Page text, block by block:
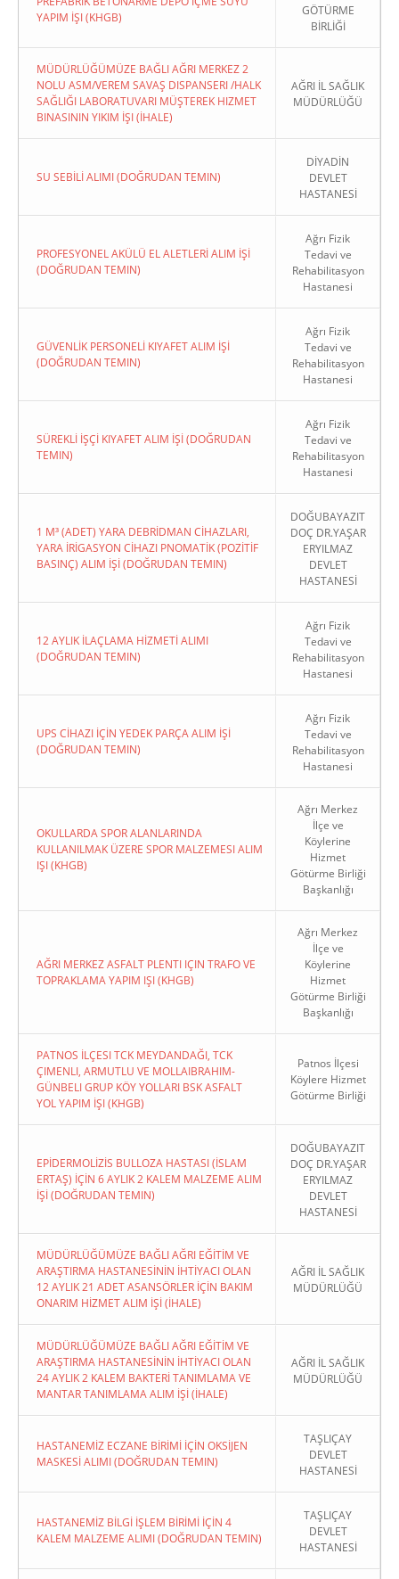
YAPIM İŞI (KHGB)
GÖTÜRME
BİRLİĞİ
MÜDÜRLÜĞÜMÜZE BAĞLI AĞRI MERKEZ 2
NOLU ASM/VEREM SAVAŞ DISPANSERI /HALK
SAĞLIĞI LABORATUVARI MÜŞTEREK HIZMET
BINASININ YIKIM İŞI (İHALE)
AĞRI İL SAĞLIK
MÜDÜRLÜĞÜ
SU SEBİLİ ALIMI (DOĞRUDAN TEMIN)
DİYADİN
DEVLET
HASTANESİ
PROFESYONEL AKÜLÜ EL ALETLERİ ALIM İŞİ
(DOĞRUDAN TEMIN)
Ağrı Fizik
Tedavi ve
Rehabilitasyon
Hastanesi
GÜVENLİK PERSONELİ KIYAFET ALIM İŞİ
(DOĞRUDAN TEMIN)
Ağrı Fizik
Tedavi ve
Rehabilitasyon
Hastanesi
SÜREKLİ İŞÇİ KIYAFET ALIM İŞİ (DOĞRUDAN
TEMIN)
Ağrı Fizik
Tedavi ve
Rehabilitasyon
Hastanesi
1 M³ (ADET) YARA DEBRİDMAN CİHAZLARI,
YARA İRİGASYON CİHAZI PNOMATİK (POZİTİF
BASINÇ) ALIM İŞİ (DOĞRUDAN TEMIN)
DOĞUBAYAZIT
DOÇ DR.YAŞAR
ERYILMAZ
DEVLET
HASTANESİ
12 AYLIK İLAÇLAMA HİZMETİ ALIMI
(DOĞRUDAN TEMIN)
Ağrı Fizik
Tedavi ve
Rehabilitasyon
Hastanesi
UPS CİHAZI İÇİN YEDEK PARÇA ALIM İŞİ
(DOĞRUDAN TEMIN)
Ağrı Fizik
Tedavi ve
Rehabilitasyon
Hastanesi
OKULLARDA SPOR ALANLARINDA
KULLANILMAK ÜZERE SPOR MALZEMESI ALIM
IŞI (KHGB)
Ağrı Merkez
İlçe ve
Köylerine
Hizmet
Götürme Birliği
Başkanlığı
AĞRI MERKEZ ASFALT PLENTI IÇIN TRAFO VE
TOPRAKLAMA YAPIM IŞI (KHGB)
Ağrı Merkez
İlçe ve
Köylerine
Hizmet
Götürme Birliği
Başkanlığı
PATNOS İLÇESI TCK MEYDANDAĞI, TCK
ÇIMENLI, ARMUTLU VE MOLLAIBRAHIM-
GÜNBELI GRUP KÖY YOLLARI BSK ASFALT
YOL YAPIM İŞI (KHGB)
Patnos İlçesi
Köylere Hizmet
Götürme Birliği
EPİDERMOLİZİS BULLOZA HASTASI (İSLAM
ERTAŞ) İÇİN 6 AYLIK 2 KALEM MALZEME ALIM
İŞİ (DOĞRUDAN TEMIN)
DOĞUBAYAZIT
DOÇ DR.YAŞAR
ERYILMAZ
DEVLET
HASTANESİ
MÜDÜRLÜĞÜMÜZE BAĞLI AĞRI EĞİTİM VE
ARAŞTIRMA HASTANESİNİN İHTİYACI OLAN
12 AYLIK 21 ADET ASANSÖRLER İÇİN BAKIM
ONARIM HİZMET ALIM İŞİ (İHALE)
AĞRI İL SAĞLIK
MÜDÜRLÜĞÜ
MÜDÜRLÜĞÜMÜZE BAĞLI AĞRI EĞİTİM VE
ARAŞTIRMA HASTANESİNİN İHTİYACI OLAN
24 AYLIK 2 KALEM BAKTERİ TANIMLAMA VE
MANTAR TANIMLAMA ALIM İŞİ (İHALE)
AĞRI İL SAĞLIK
MÜDÜRLÜĞÜ
HASTANEMİZ ECZANE BİRİMİ İÇİN OKSİJEN
MASKESİ ALIMI (DOĞRUDAN TEMIN)
TAŞLIÇAY
DEVLET
HASTANESİ
HASTANEMİZ BİLGİ İŞLEM BİRİMİ İÇİN 4
KALEM MALZEME ALIMI (DOĞRUDAN TEMIN)
TAŞLIÇAY
DEVLET
HASTANESİ